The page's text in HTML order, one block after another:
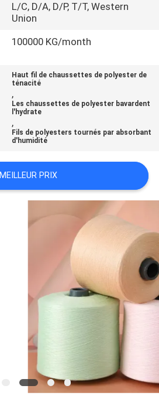
L/C, D/A, D/P, T/T, Western
Union
100000 KG/month
Haut fil de chaussettes de polyester de
ténacité
,
Les chaussettes de polyester bavardent
l'hydrate
,
Fils de polyesters tournés par absorbant
d'humidité
MEILLEUR PRIX